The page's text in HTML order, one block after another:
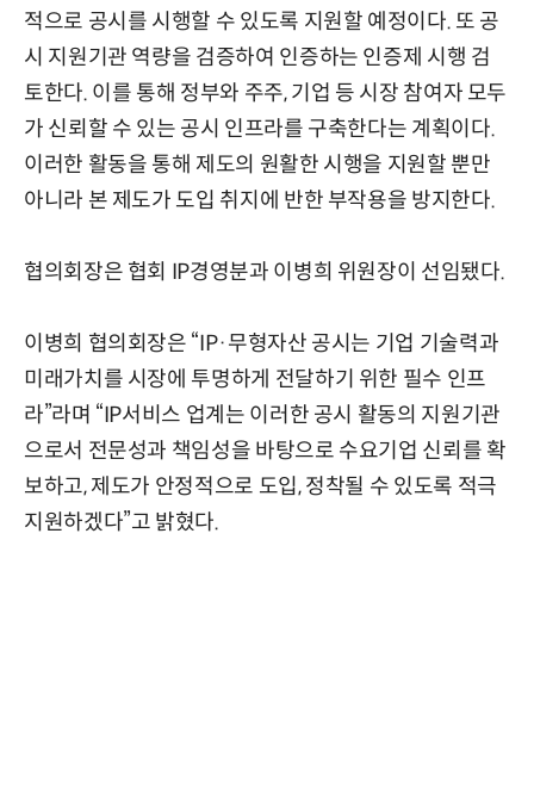
적으로 공시를 시행할 수 있도록 지원할 예정이다. 또 공
시 지원기관 역량을 검증하여 인증하는 인증제 시행 검
토한다. 이를 통해 정부와 주주, 기업 등 시장 참여자 모두
가 신뢰할 수 있는 공시 인프라를 구축한다는 계획이다.
이러한 활동을 통해 제도의 원활한 시행을 지원할 뿐만
아니라 본 제도가 도입 취지에 반한 부작용을 방지한다.
협의회장은 협회 IP경영분과 이병희 위원장이 선임됐다.
이병희 협의회장은 “IP·무형자산 공시는 기업 기술력과
미래가치를 시장에 투명하게 전달하기 위한 필수 인프
라”라며 “IP서비스 업계는 이러한 공시 활동의 지원기관
으로서 전문성과 책임성을 바탕으로 수요기업 신뢰를 확
보하고, 제도가 안정적으로 도입, 정착될 수 있도록 적극
지원하겠다”고 밝혔다.